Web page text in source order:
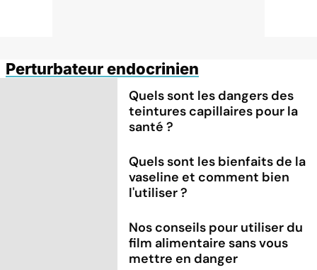
Perturbateur endocrinien
Quels sont les dangers des
teintures capillaires pour la
santé ?
Quels sont les bienfaits de la
vaseline et comment bien
l'utiliser ?
Nos conseils pour utiliser du
film alimentaire sans vous
mettre en danger